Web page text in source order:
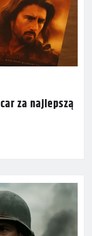
za najlepszą